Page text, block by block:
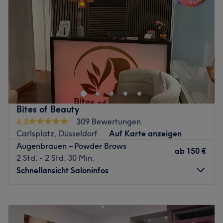
Freitag
10:00– 17:30
Samstag
10:00–
Sonntag
Geschlossen
Nächste öffentliche Verkehrsmittel:
Innerhalb von zwei Gehminuten erreichst du vom Salon
aus die U-Bahnstation Handelszentrum/Moskauer Str.
Das Team:
Was uns an dem Salon gefällt:
Atmosphäre:
Expertise:
Extras:
Zurück zur Salonansicht
Bites of Beauty
4,8
309 Bewertungen
Carlsplatz, Düsseldorf
Auf Karte anzeigen
Augenbrauen – Powder Brows
2 Std. - 2 Std. 30 Min.
ab 150 €
Schnellansicht Saloninfos
10:30 –18:00